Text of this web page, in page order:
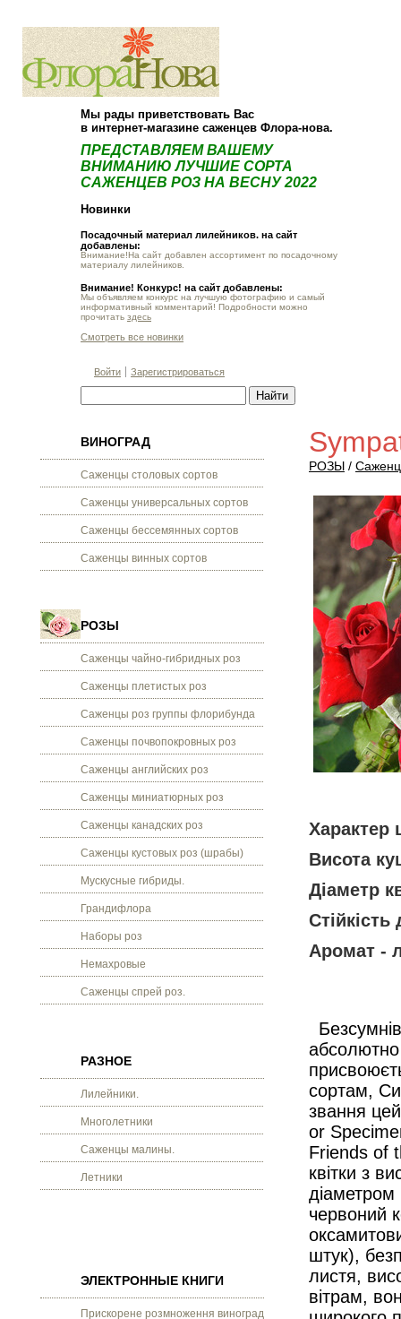
Мы рады приветствовать Вас
в интернет-магазине саженцев Флора-нова.
ПРЕДСТАВЛЯЕМ ВАШЕМУ
ВНИМАНИЮ ЛУЧШИЕ СОРТА
САЖЕНЦЕВ РОЗ НА ВЕСНУ 2022
Новинки
Посадочный материал лилейников. на сайт
добавлены:
Внимание!На сайт добавлен ассортимент по посадочному
материалу лилейников.
Внимание! Конкурс! на сайт добавлены:
Мы объявляем конкурс на лучшую фотографию и самый
информативный комментарий! Подробности можно
прочитать здесь
Смотреть все новинки
Войти Зарегистрироваться
ВИНОГРАД
Саженцы столовых сортов
Саженцы универсальных сортов
Саженцы бессемянных сортов
Саженцы винных сортов
РОЗЫ
Саженцы чайно-гибридных роз
Саженцы плетистых роз
Саженцы роз группы флорибунда
Саженцы почвопокровных роз
Саженцы английских роз
Саженцы миниатюрных роз
Саженцы канадских роз
Саженцы кустовых роз (шрабы)
Мускусные гибриды.
Грандифлора
Наборы роз
Немахровые
Саженцы спрей роз.
РАЗНОЕ
Лилейники.
Многолетники
Саженцы малины.
Летники
ЭЛЕКТРОННЫЕ КНИГИ
Прискорене розмноження винограду.
РОЗЫ /
Характер
Висота
Діаметр
Аромат -
сортам,
звання
or
Friends of
квітки з
червоний
штук),
листя,
вітрам,